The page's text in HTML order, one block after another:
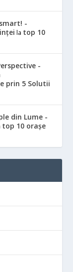
-
la top 10
-
prin 5 Solutii
din Lume -
top 10 orașe